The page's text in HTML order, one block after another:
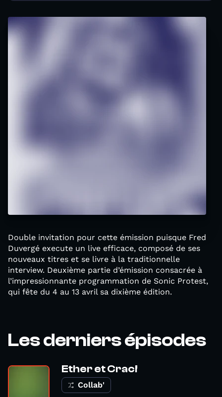
Double invitation pour cette émission puisque Fred
Duvergé execute un live efficace, composé de ses
nouveaux titres et se livre à la traditionnelle
interview. Deuxième partie d’émission consacrée à
l’impressionnante programmation de Sonic Protest,
qui fête du 4 au 13 avril sa dixième édition.
Les derniers épisodes
Ether et Crac!
Collab'